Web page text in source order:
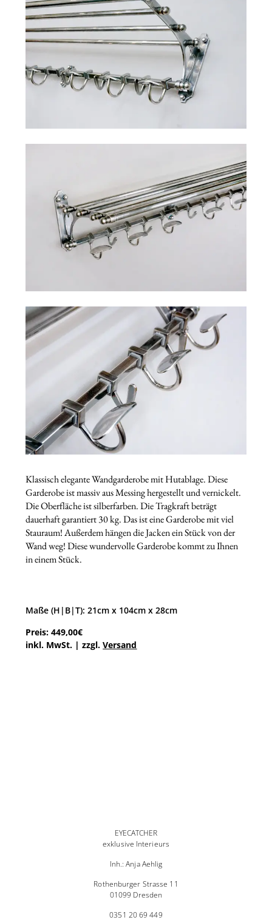
Klassisch elegante Wandgarderobe mit Hutablage. Diese
Garderobe ist massiv aus Messing hergestellt und vernickelt.
Die Oberfläche ist silberfarben. Die Tragkraft beträgt
dauerhaft garantiert 30 kg. Das ist eine Garderobe mit viel
Stauraum! Außerdem hängen die Jacken ein Stück von der
Wand weg! Diese wundervolle Garderobe kommt zu Ihnen
in einem Stück.
Maße (H|B|T): 21cm x 104cm x 28cm
Preis: 449,00€
inkl. MwSt. | zzgl.Versand
EYECATCHER
exklusive Interieurs
Inh.: Anja Aehlig
Rothenburger Strasse 11
01099 Dresden
0351 20 69 449